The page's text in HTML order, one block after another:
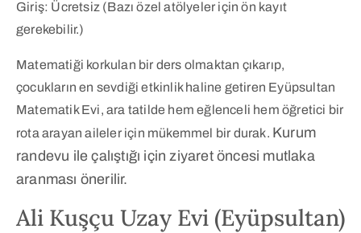
Giriş: Ücretsiz (Bazı özel atölyeler için ön kayıt
gerekebilir.)
Matematiği korkulan bir ders olmaktan çıkarıp,
çocukların en sevdiği etkinlik haline getiren Eyüpsultan
Matematik Evi, ara tatilde hem eğlenceli hem öğretici bir
rota arayan aileler için mükemmel bir durak. Kurum
randevu ile çalıştığı için ziyaret öncesi mutlaka
aranması önerilir.
Ali Kuşçu Uzay Evi (Eyüpsultan)